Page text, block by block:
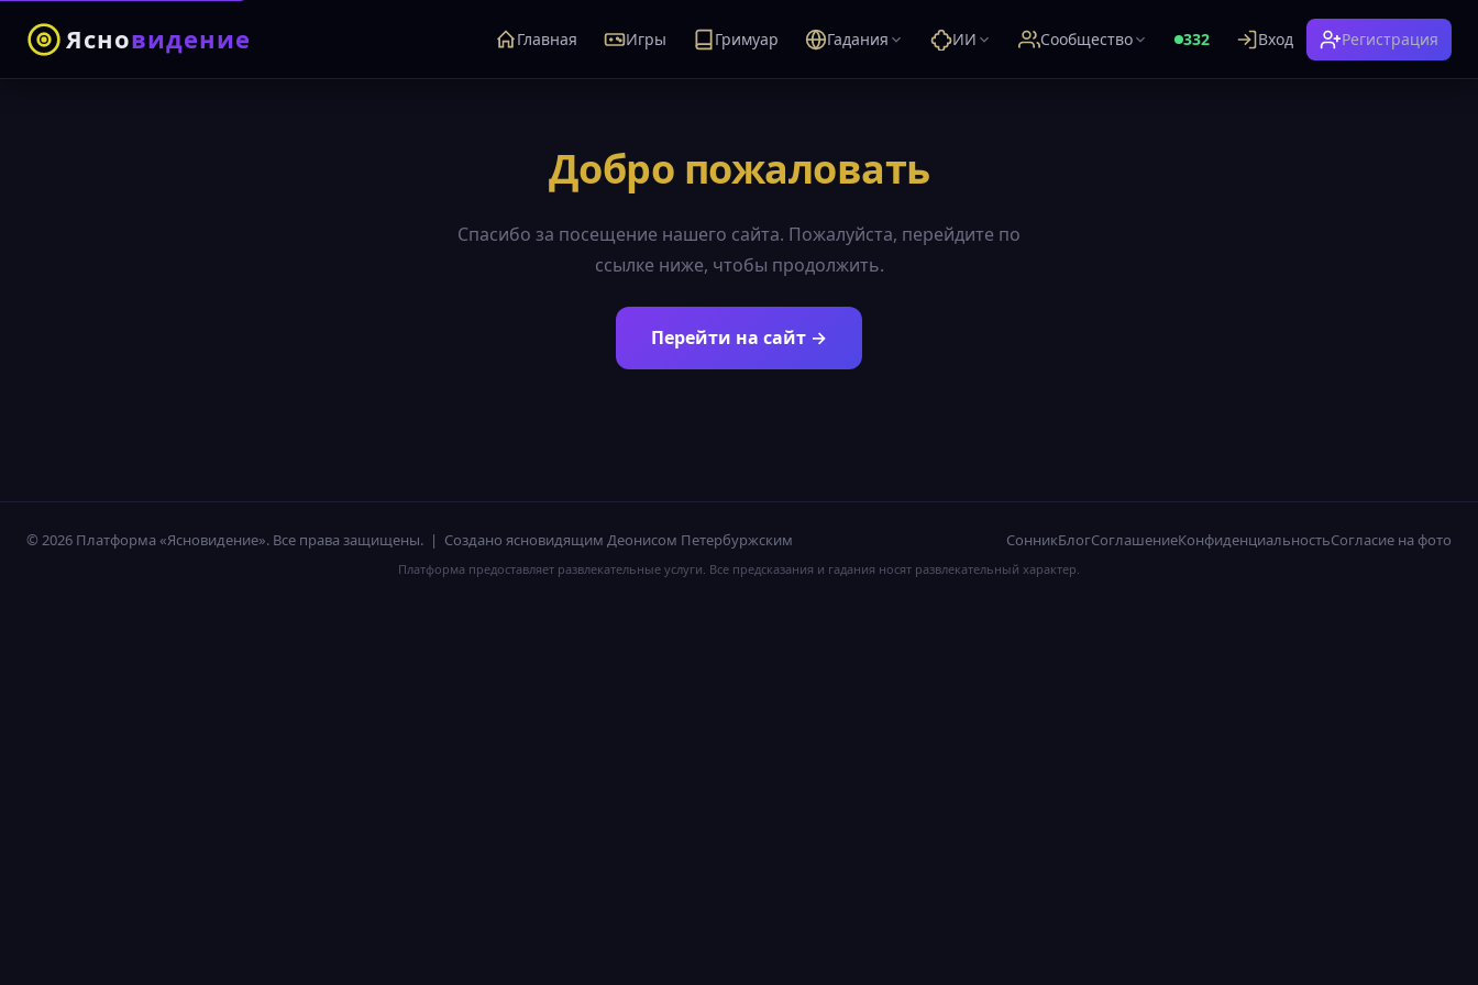
Ясновидение Главная Игры Гримуар Гадания ИИ Сообщество 332 Вход Регистрация
Добро пожаловать
Спасибо за посещение нашего сайта. Пожалуйста, перейдите по
ссылке ниже, чтобы продолжить.
Перейти на сайт →
© 2026 Платформа «Ясновидение». Все права защищены. | Создано ясновидящим Деонисом Петербуржским СонникБлогСоглашениеКонфиденциальностьСогласие на фото
Платформа предоставляет развлекательные услуги. Все предсказания и гадания носят развлекательный характер.